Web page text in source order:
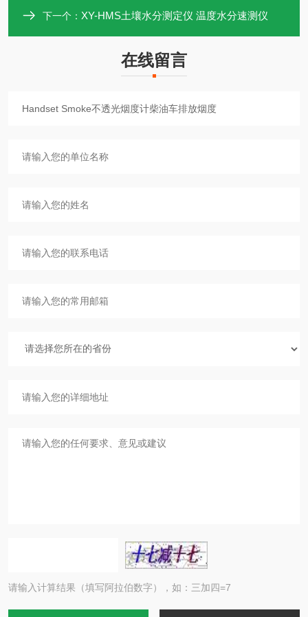
下一个： XY-HMS土壤水分测定仪 温度水分速测仪
在线留言
请输入计算结果（填写阿拉伯数字），如：三加四=7